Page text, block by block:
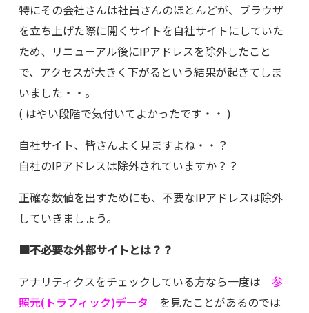
特にその会社さんは社員さんのほとんどが、ブラウザ
を立ち上げた際に開くサイトを自社サイトにしていた
ため、リニューアル後にIPアドレスを除外したこと
で、アクセスが大きく下がるという結果が起きてしま
いました・・。
( はやい段階で気付いてよかったです・・ )
自社サイト、皆さんよく見ますよね・・？
自社のIPアドレスは除外されていますか？？
正確な数値を出すためにも、不要なIPアドレスは除外
していきましょう。
■不必要な外部サイトとは？？
アナリティクスをチェックしている方なら一度は 参
照元(トラフィック)データ を見たことがあるのでは